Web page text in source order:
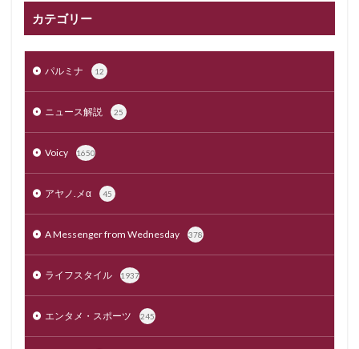
カテゴリー
パルミナ 12
ニュース解説 25
Voicy 1650
アヤノ.メα 45
A Messenger from Wednesday 378
ライフスタイル 1937
エンタメ・スポーツ 245